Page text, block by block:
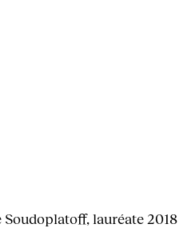
lauréate 2018